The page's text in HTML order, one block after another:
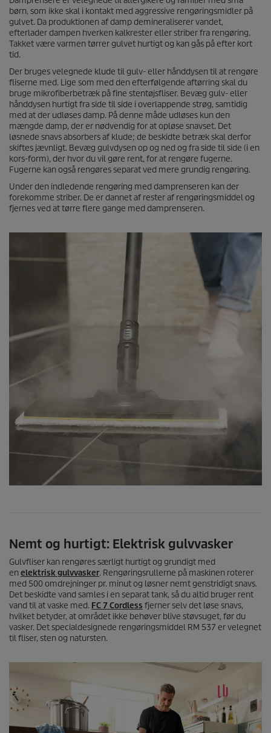
børn, som ikke skal i kontakt med aggressive rengøringsmidler på
gulvet. Da produktionen af damp demineraliserer vandet,
efterlader dampen hverken kalkrester eller striber fra rengøring.
Takket være varmen tørrer gulvet hurtigt og kan gås på efter kort
tid.
Der bruges velegnede klude til gulv- eller hånddysen til at rengøre
fliserne med. Lige som med den efterfølgende aftørring skal du
bruge mikrofiberbetræk på fine stentøjsfliser. Bevæg gulv- eller
hånddysen hurtigt fra side til side i overlappende strøg, samtidig
med at der udløses damp. På denne måde udløses kun den
mængde damp, der er nødvendig for at opløse snavset. Det
løsnede snavs absorbers af klude; de beskidte betræk skal derfor
skiftes jævnligt. Bevæg gulvdysen op og ned og fra side til side (i en
kors-form), der hvor du vil gøre rent, for at rengøre fugerne.
Fugerne kan også rengøres separat ved mere grundig rengøring.
Under den indledende rengøring med damprenseren kan der
forekomme striber. De er dannet af rester af rengøringsmiddel og
fjernes ved at tørre flere gange med damprenseren.
Nemt og hurtigt: Elektrisk gulvvasker
Gulvfliser kan rengøres særligt hurtigt og grundigt med
enelektrisk gulvvasker. Rengøringsrullerne på maskinen roterer
med 500 omdrejninger pr. minut og løsner nemt genstridigt snavs.
Det beskidte vand samles i en separat tank, så du altid bruger rent
vand til at vaske med. FC 7 Cordless fjerner selv det løse snavs,
hvilket betyder, at området ikke behøver blive støvsuget, før du
vasker. Det specialdesignede rengøringsmiddel RM 537 er velegnet
til fliser, sten og natursten.